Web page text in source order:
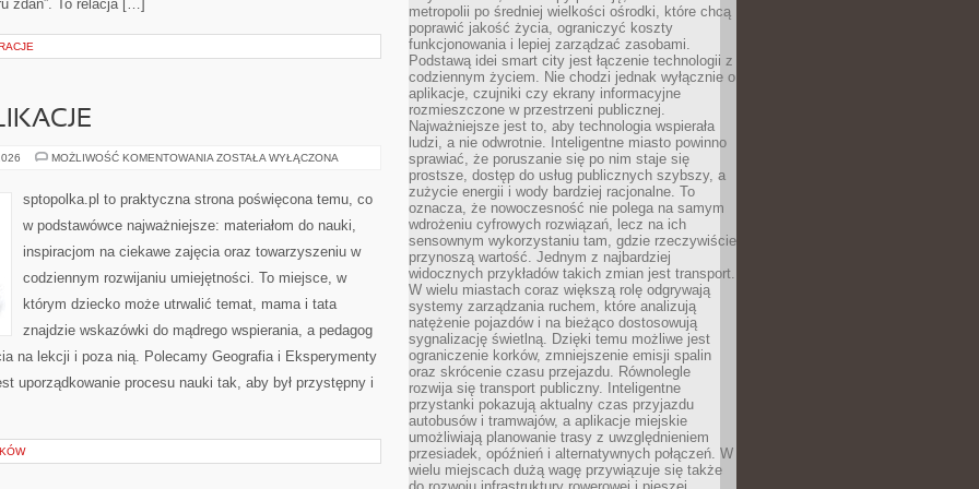
zdań”. To relacja […]
MOŻLIWOŚĆ KOMENTOWANIA POZOSTAŁE
ZOSTAŁA WYŁĄCZONA
sptopolka.pl to praktyczna strona poświęcona temu, co
w podstawówce najważniejsze: materiałom do nauki,
inspiracjom na ciekawe zajęcia oraz towarzyszeniu w
codziennym rozwijaniu umiejętności. To miejsce, w
którym dziecko może utrwalić temat, mama i tata
znajdzie wskazówki do mądrego wspierania, a pedagog
na lekcji i poza nią. Polecamy Geografia i Eksperymenty
uporządkowanie procesu nauki tak, aby był przystępny i
metropolii po średniej wielkości ośrodki, które chcą
poprawić jakość życia, ograniczyć koszty
funkcjonowania i lepiej zarządzać zasobami.
Podstawą idei smart city jest łączenie technologii z
codziennym życiem. Nie chodzi jednak wyłącznie o
aplikacje, czujniki czy ekrany informacyjne
rozmieszczone w przestrzeni publicznej.
Najważniejsze jest to, aby technologia wspierała
ludzi, a nie odwrotnie. Inteligentne miasto powinno
sprawiać, że poruszanie się po nim staje się
prostsze, dostęp do usług publicznych szybszy, a
zużycie energii i wody bardziej racjonalne. To
oznacza, że nowoczesność nie polega na samym
wdrożeniu cyfrowych rozwiązań, lecz na ich
sensownym wykorzystaniu tam, gdzie rzeczywiście
przynoszą wartość. Jednym z najbardziej
widocznych przykładów takich zmian jest transport.
W wielu miastach coraz większą rolę odgrywają
systemy zarządzania ruchem, które analizują
natężenie pojazdów i na bieżąco dostosowują
sygnalizację świetlną. Dzięki temu możliwe jest
ograniczenie korków, zmniejszenie emisji spalin
oraz skrócenie czasu przejazdu. Równolegle
rozwija się transport publiczny. Inteligentne
przystanki pokazują aktualny czas przyjazdu
autobusów i tramwajów, a aplikacje miejskie
umożliwiają planowanie trasy z uwzględnieniem
przesiadek, opóźnień i alternatywnych połączeń. W
wielu miejscach dużą wagę przywiązuje się także